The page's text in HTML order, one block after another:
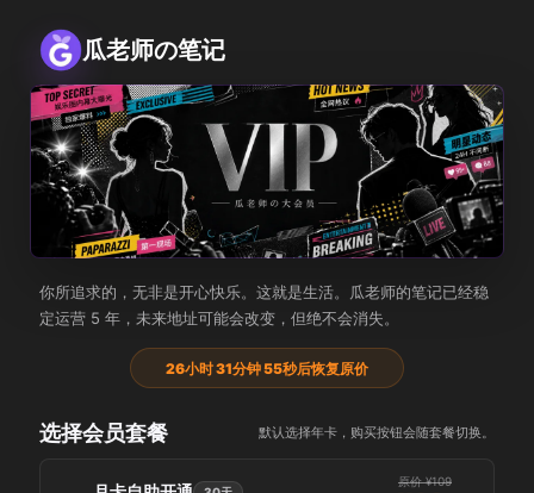
瓜老师の笔记
你所追求的，无非是开心快乐。这就是生活。瓜老师的笔记已经稳
定运营 5 年，未来地址可能会改变，但绝不会消失。
26小时 31分钟 55秒后恢复原价
选择会员套餐 默认选择年卡，购买按钮会随套餐切换。
原价 ¥109